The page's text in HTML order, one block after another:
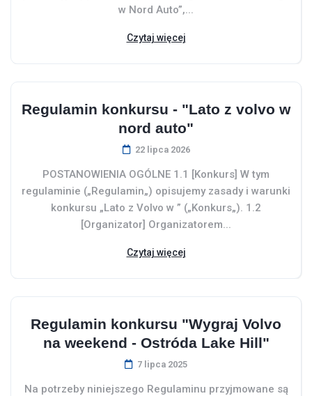
w Nord Auto”,...
Czytaj więcej
Regulamin konkursu - "Lato z volvo w
nord auto"
22 lipca 2026
POSTANOWIENIA OGÓLNE 1.1 [Konkurs] W tym
regulaminie („Regulamin„) opisujemy zasady i warunki
konkursu „Lato z Volvo w ” („Konkurs„). 1.2
[Organizator] Organizatorem...
Czytaj więcej
Regulamin konkursu "Wygraj Volvo
na weekend - Ostróda Lake Hill"
7 lipca 2025
Na potrzeby niniejszego Regulaminu przyjmowane są